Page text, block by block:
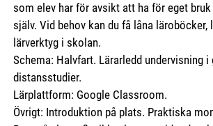
som elev har för avsikt att ha för eget
själv. Vid behov kan du få låna läroböcker,
lärverktyg i skolan.
Schema: Halvfart. Lärarledd undervisning i
distansstudier.
Lärplattform: Google Classroom.
Övrigt: Introduktion på plats. Praktiska